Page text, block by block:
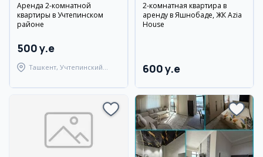
Аренда 2-комнатной
квартиры в Учтепинском
районе
500 y.e
Ташкент, Учтепинский
2-комнатная квартира в
аренду в Яшнобаде, ЖК Azia
House
600 y.e